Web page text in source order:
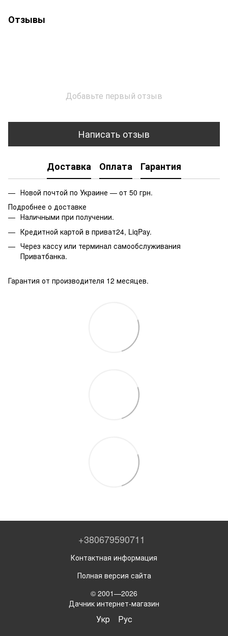
Отзывы
Добавьте первый отзыв
Написать отзыв
Доставка Оплата Гарантия
Новой почтой по Украине — от 50 грн.
Подробнее о доставке
Наличными при получении.
Кредитной картой в приват24, LiqPay.
Через кассу или терминал самообслуживания
Приватбанка.
Гарантия от производителя 12 месяцев.
+380679590711
Контактная информация
Полная версия сайта
© 2001—2026
Дачник интернет-магазин
Укр Рус